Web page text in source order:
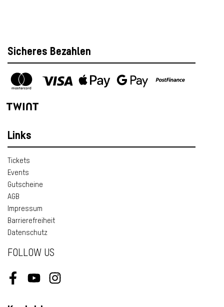
Sicheres Bezahlen
Links
Tickets
Events
Gutscheine
AGB
Impressum
Barrierefreiheit
Datenschutz
FOLLOW US
FacebookYoutubeInstagram